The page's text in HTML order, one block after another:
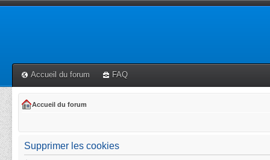
Accueil du forum FAQ
Accueil du forum
Supprimer les cookies